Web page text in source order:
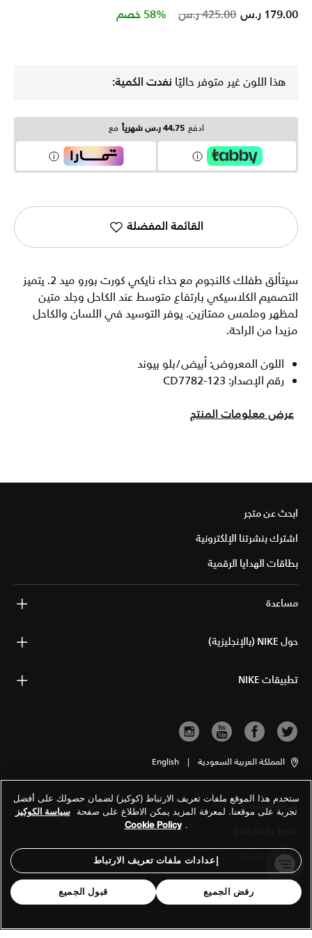
Price reduced from
425.00 ر.س to 179.00 ر.س 58% خصم
هذا اللون غير متوفر حاليًا نفدت الكمية:
ادفع 44.75 ر.س شهرياً مع
القائمة المفضلة
سيتألق طفلك كالنجوم مع حذاء نايكي كورت بورو ميد 2. يتميز
التصميم الكلاسيكي بارتفاع متوسط عند الكاحل وجلد متين
لمظهر وملمس ممتازين. يوفر التوسيد في اللسان والكاحل
مزيدا من الراحة.
اللون المعروض: أبيض/بلو بيوند
رقم الإصدار: CD7782-123
عرض معلومات المنتج
ابحث عن متجر
اشترك بنشرتنا الإلكترونية
بطاقات الهدايا الرقمية
مساعدة
حول NIKE (بالإنجليزية)
تطبيقات NIKE
المملكة العربية السعودية |
English
شروط الاستخدام
معلومات الشركة
سياسة الخصوصية والكوكيز
ستخدم هذا الموقع ملفات تعريف الارتباط (كوكيز) لضمان حصولك على أفضل
تجربة على موقعنا. لمعرفة المزيد يمكن الاطلاع على صفحة سياسة الكوكيز
.
Cookie Policy
إعدادات ملفات تعريف الارتباط
رفض الجميع قبول الجميع